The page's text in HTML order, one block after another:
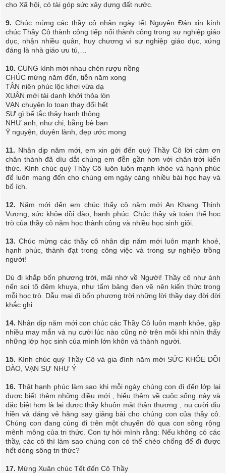
cho Xã hội, có tài góp sức xây dựng đất nước.
9. Chúc mừng các thầy cô nhân ngày tết Nguyên Đán xin kính
chúc Thầy Cô thành công tiếp nối thành công trong sự nghiệp giáo
dục, nhận nhiều quân, huy chương vì sự nghiệp giáo dục, xứng
đáng là nhà giáo ưu tú,…
10. CUNG kính mời nhau chén rượu nồng
CHÚC mừng năm đến, tiễn năm xong
TÂN niên phúc lộc khơi vừa dạ
XUÂN mới tài danh khởi thỏa lòn
VẠN chuyện lo toan thay đổi hết
SỰ gì bế tắc thảy hanh thông
NHƯ anh, như chị, bằng bè bạn
Ý nguyện, duyên lành, đẹp ước mong
11. Nhân dịp năm mới, em xin gởi đến quý Thầy Cô lời cảm ơn
chân thành đã dìu dắt chúng em đễn gần hơn với chân trời kiến
thức. Kính chúc quý Thầy Cô luôn luôn mạnh khỏe và hạnh phúc
để luôn mang đến cho chúng em ngày càng nhiều bài học hay và
bổ ích.
12. Năm mới đến em chúc thấy cô năm mới An Khang Thịnh
Vượng, sức khỏe dồi dào, hạnh phúc. Chúc thầy và toàn thể học
trò của thầy cô năm học thành công và nhiều học sinh giỏi.
13. Chúc mừng các thầy cô nhân dịp năm mới luôn mạnh khoẻ,
hạnh phúc, thành đạt trong công việc và trong sự nghiệp trồng
người!
Dù đi khắp bốn phương trời, mãi nhớ về Người! Thầy cô như ánh
nến soi tõ đêm khuya, như tấm bảng đen vẽ nên kiến thức trong
mỗi học trò. Dẫu mai đi bốn phương trời những lời thầy dạy đời đời
khắc ghi.
14. Nhân dịp năm mới con chúc các Thầy Cô luôn mạnh khỏe, gặp
nhiều may mắn và nụ cười lúc nào cũng nở trên môi khi nhìn thấy
những lớp học sinh của mình lớn khôn và thành người.
15. Kính chúc quý Thầy Cô và gia đình năm mới SỨC KHỎE DỒI
DÀO, VẠN SỰ NHƯ Ý
16. Thật hạnh phúc làm sao khi mỗi ngày chúng con đi đến lớp lại
được biết thêm những điều mới , hiểu thêm về cuộc sống này và
đặc biệt hơn là lại được thấy khuôn mặt thân thương , nụ cười dịu
hiền và dáng vẻ hăng say giảng bài cho chúng con của thầy cô.
Chúng con đang cùng đi trên một chuyến đò qua con sông rộng
mênh mông của tri thức. Con tự hỏi mình rằng: Nếu không có các
thầy, các cô thì làm sao chúng con có thể chèo chống để đi được
hết dòng sông tri thức?
17. Mừng Xuân chúc Tết đến Cô Thầy